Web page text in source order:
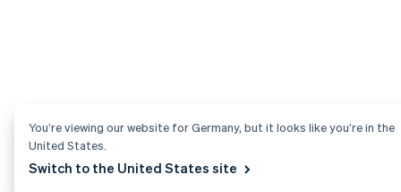
You’re viewing our website for Germany, but it looks like you’re in the
United States.
Switch to the United States site